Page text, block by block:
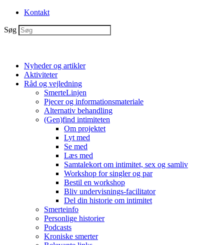
Kontakt
Søg
Nyheder og artikler
Aktiviteter
Råd og vejledning
SmerteLinjen
Pjecer og informationsmateriale
Alternativ behandling
(Gen)find intimiteten
Om projektet
Lyt med
Se med
Læs med
Samtalekort om intimitet, sex og samliv
Workshop for singler og par
Bestil en workshop
Bliv undervisnings-facilitator
Del din historie om intimitet
Smerteinfo
Personlige historier
Podcasts
Kroniske smerter